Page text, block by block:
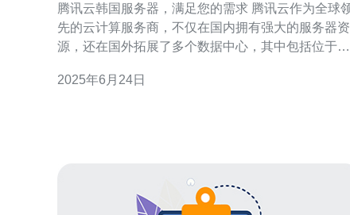
腾讯云韩国服务器，满足您的需求 腾讯云作为全球领
先的云计算服务商，不仅在国内拥有强大的服务器资
源，还在国外拓展了多个数据中心，其中包括位于韩
靠、安全可靠等优势，受到了广大用户的青睐。 腾讯
2025年6月24日